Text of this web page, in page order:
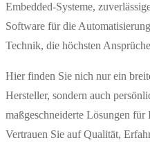
Embedded-Systeme,
Software für die
Technik, die höchsten
Hier finden Sie nich nur ein
Hersteller, sondern auch
maßgeschneiderte Lösungen
Vertrauen Sie auf Qualität,